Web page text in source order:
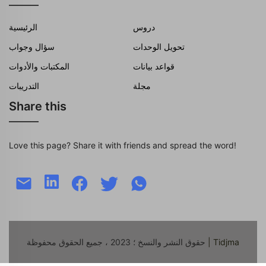
الرئيسية
دروس
سؤال وجواب
تحويل الوحدات
المكتبات والأدوات
قواعد بيانات
التدريبات
مجلة
Share this
Love this page? Share it with friends and spread the word!
| Tidjma